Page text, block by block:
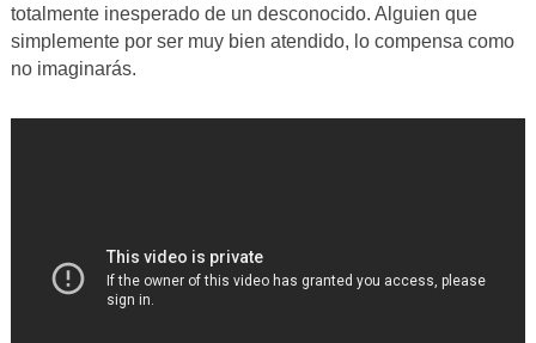
totalmente inesperado de un desconocido. Alguien que
simplemente por ser muy bien atendido, lo compensa como
no imaginarás.